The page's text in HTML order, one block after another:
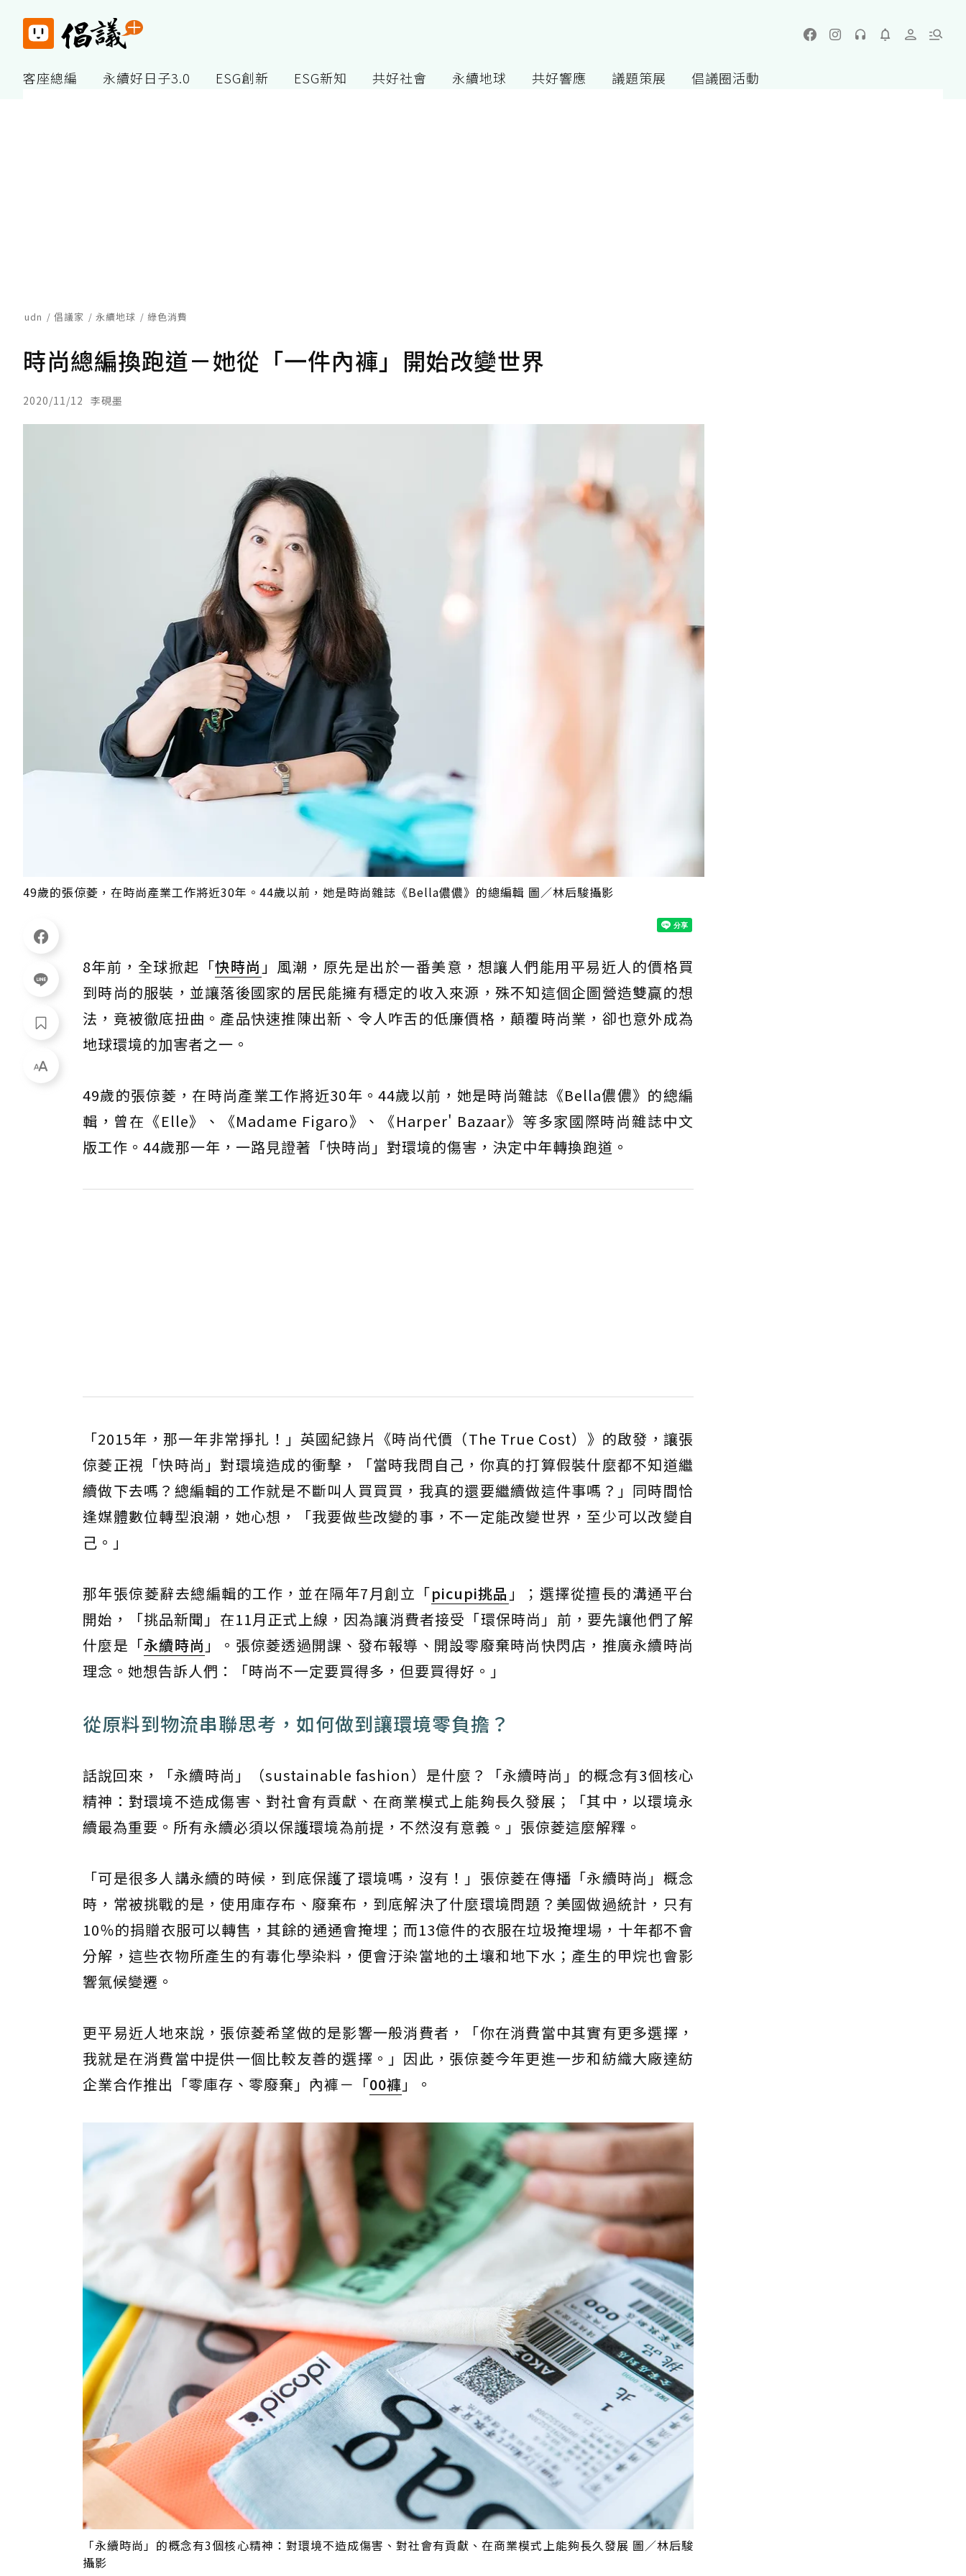
客座總編 永續好日子3.0 ESG創新 ESG新知 共好社會 永續地球 共好響應 議題策展 倡議圈活動
udn 倡議家 永續地球 綠色消費
時尚總編換跑道－她從「一件內褲」開始改變世界
2020/11/12 李硯墨
49歲的張倞菱，在時尚產業工作將近30年。44歲以前，她是時尚雜誌《Bella儂儂》的總編輯 圖／林后駿攝影
8年前，全球掀起「快時尚 」風潮，原先是出於一番美意，想讓人們能用平易近人的價格買
到時尚的服裝，並讓落後國家的居民能擁有穩定的收入來源，殊不知這個企圖營造雙贏的想
法，竟被徹底扭曲。產品快速推陳出新、令人咋舌的低廉價格，顛覆時尚業，卻也意外成為
地球環境的加害者之一。
49歲的張倞菱，在時尚產業工作將近30年。44歲以前，她是時尚雜誌《Bella儂儂》的總編
輯，曾在《Elle》、《Madame Figaro》、《Harper' Bazaar》等多家國際時尚雜誌中文
版工作。44歲那一年，一路見證著「快時尚」對環境的傷害，決定中年轉換跑道。
「2015年，那一年非常掙扎！」英國紀錄片《時尚代價（The True Cost）》的啟發，讓張
倞菱正視「快時尚」對環境造成的衝擊，「當時我問自己，你真的打算假裝什麼都不知道繼
續做下去嗎？總編輯的工作就是不斷叫人買買買，我真的還要繼續做這件事嗎？」同時間恰
逢媒體數位轉型浪潮，她心想，「我要做些改變的事，不一定能改變世界，至少可以改變自
己。」
那年張倞菱辭去總編輯的工作，並在隔年7月創立「picupi挑品 」；選擇從擅長的溝通平台
開始，「挑品新聞」在11月正式上線，因為讓消費者接受「環保時尚」前，要先讓他們了解
什麼是「永續時尚 」。張倞菱透過開課、發布報導、開設零廢棄時尚快閃店，推廣永續時尚
理念。她想告訴人們：「時尚不一定要買得多，但要買得好。」
從原料到物流串聯思考，如何做到讓環境零負擔？
話說回來，「永續時尚」（sustainable fashion）是什麼？「永續時尚」的概念有3個核心
精神：對環境不造成傷害、對社會有貢獻、在商業模式上能夠長久發展；「其中，以環境永
續最為重要。所有永續必須以保護環境為前提，不然沒有意義。」張倞菱這麼解釋。
「可是很多人講永續的時候，到底保護了環境嗎，沒有！」張倞菱在傳播「永續時尚」概念
時，常被挑戰的是，使用庫存布、廢棄布，到底解決了什麼環境問題？美國做過統計，只有
10％的捐贈衣服可以轉售，其餘的通通會掩埋；而13億件的衣服在垃圾掩埋場，十年都不會
分解，這些衣物所產生的有毒化學染料，便會汙染當地的土壤和地下水；產生的甲烷也會影
響氣候變遷。
更平易近人地來說，張倞菱希望做的是影響一般消費者，「你在消費當中其實有更多選擇，
我就是在消費當中提供一個比較友善的選擇。」因此，張倞菱今年更進一步和紡織大廠達紡
企業合作推出「零庫存、零廢棄」內褲－「00褲 」。
「永續時尚」的概念有3個核心精神：對環境不造成傷害、對社會有貢獻、在商業模式上能夠長久發展 圖／林后駿
攝影